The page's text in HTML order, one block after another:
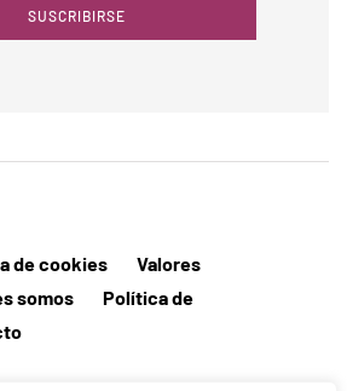
SUSCRIBIRSE
de cookies
Valores
somos
Política de